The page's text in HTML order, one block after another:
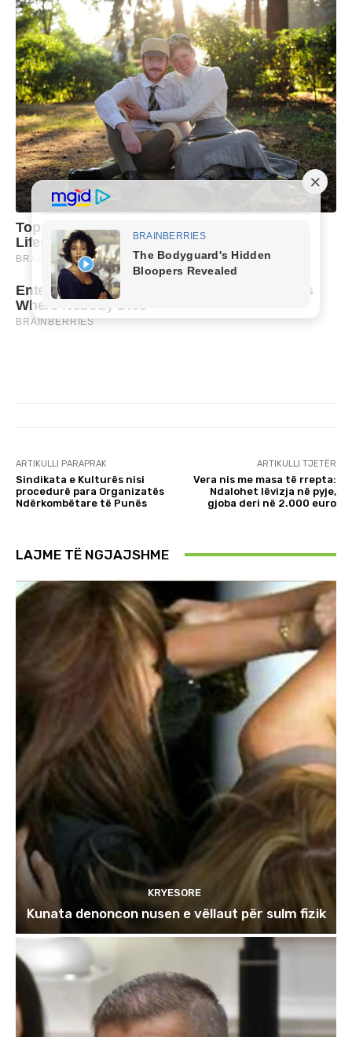
ARTIKULLI PARAPRAK
Sindikata e Kulturës nisi
procedurë para Organizatës
Ndërkombëtare të Punës
ARTIKULLI TJETËR
Vera nis me masa të rrepta:
Ndalohet lëvizja në pyje,
gjoba deri në 2.000 euro
LAJME TË NGJAJSHME
KRYESORE
Kunata denoncon nusen e vëllaut për sulm fizik